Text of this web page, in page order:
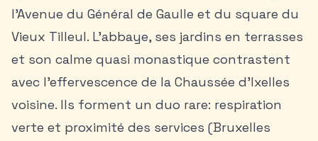
l’Avenue du Général de Gaulle et du square du
Vieux Tilleul. L’abbaye, ses jardins en terrasses
et son calme quasi monastique contrastent
avec l’effervescence de la Chaussée d’Ixelles
voisine. Ils forment un duo rare: respiration
verte et proximité des services (Bruxelles